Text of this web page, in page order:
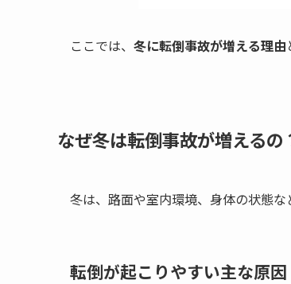
ここでは、 冬に転倒事故が増える理由
なぜ冬は転倒事故が増えるの
冬は、路面や室内環境、身体の状態な
転倒が起こりやすい主な原因